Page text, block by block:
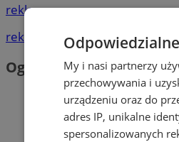
reklama
reklama
OgłoszeniaMy i nasi partnerzy
przechowywania i
urządzeniu oraz do
adres IP, unikalne
spersonalizowanych